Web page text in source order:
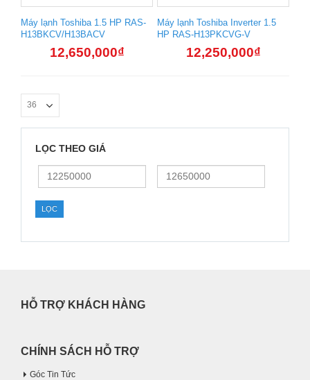
Máy lạnh Toshiba 1.5 HP RAS-
H13BKCV/H13BACV
12,650,000₫
Máy lạnh Toshiba Inverter 1.5
HP RAS-H13PKCVG-V
12,250,000₫
LỌC THEO GIÁ
Giá
nhất
Giá
LỌC
HỖ TRỢ KHÁCH HÀNG
CHÍNH SÁCH HỖ TRỢ
Góc Tin Tức